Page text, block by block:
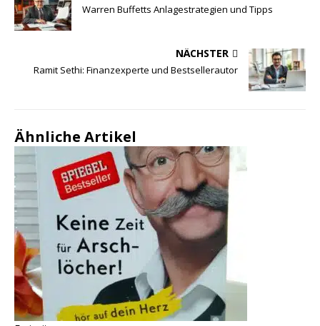
Warren Buffetts Anlagestrategien und Tipps
NÄCHSTER
Ramit Sethi: Finanzexperte und Bestsellerautor
Ähnliche Artikel